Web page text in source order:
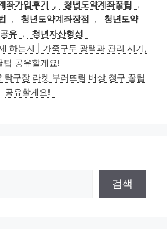
리
좌가입후기 , 청년도약계좌꿀팁
,
, 청년도약계좌장점 ,
청년도약
유 ,
청년자산형성
하는지 | 가죽구두 광택과 관리 시기,
팁 공유할게요!
탁구장 라켓 부러뜨림 배상 청구 꿀팁
공유할게요!
검색